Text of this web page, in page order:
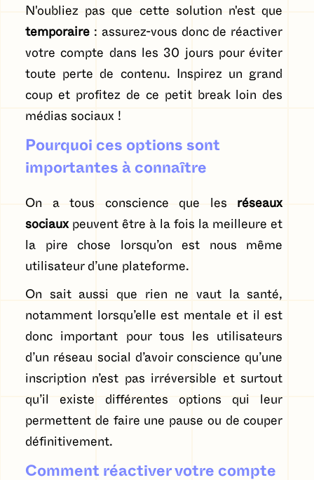
N'oubliez pas que cette solution n'est que
temporaire : assurez-vous donc de réactiver
votre compte dans les 30 jours pour éviter
toute perte de contenu. Inspirez un grand
coup et profitez de ce petit break loin des
médias sociaux !
Pourquoi ces options sont
importantes à connaître
On a tous conscience que les réseaux
sociauxpeuvent être à la fois la meilleure et
la pire chose lorsqu’on est nous même
utilisateur d’une plateforme.
On sait aussi que rien ne vaut la santé,
notamment lorsqu’elle est mentale et il est
donc important pour tous les utilisateurs
d’un réseau social d’avoir conscience qu’une
inscription n’est pas irréversible et surtout
qu’il existe différentes options qui leur
permettent de faire une pause ou de couper
définitivement.
Comment réactiver votre compte